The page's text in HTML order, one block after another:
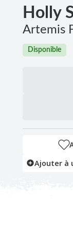
Holly
Artemis
Disponible
Ajouter à